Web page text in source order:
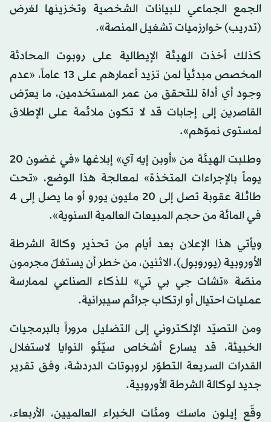
الجمع الجماعي للبيانات الشخصية وتخزينها لغرض
(تدريب) خوارزميات تشغيل المنصة».
كذلك أخذت الهيئة الإيطالية على روبوت المحادثة
المخصص مبدئياً لمن تزيد أعمارهم على 13 عاماً، «عدم
وجود أي أداة للتحقق من عمر المستخدمين، ما يعرّض
القاصرين إلى إجابات قد لا تكون ملائمة على الإطلاق
لمستوى نموّهم».
وطلبت الهيئة من «أوبن إيه آي» إبلاغها «في غضون 20
يوماً بالإجراءات المتخذة» لمعالجة هذا الوضع، «تحت
طائلة عقوبة تصل إلى 20 مليون يورو أو ما يصل إلى 4
في المائة من حجم المبيعات العالمية السنوية».
ويأتي هذا الإعلان بعد أيام من تحذير وكالة الشرطة
الأوروبية (يوروبول)، الاثنين، من خطر أن يستغلّ مجرمون
منصّة «تشات جي بي تي» للذكاء الصناعي لممارسة
عمليات احتيال أو ارتكاب جرائم سيبرانية.
ومن التصيّد الإلكتروني إلى التضليل مروراً بالبرمجيات
الخبيثة، قد يسارع أشخاص سيّئو النوايا لاستغلال
القدرات السريعة التطوّر لروبوتات الدردشة، وفق تقرير
جديد لوكالة الشرطة الأوروبية.
وقّع إيلون ماسك ومئات الخبراء العالميين، الأربعاء،